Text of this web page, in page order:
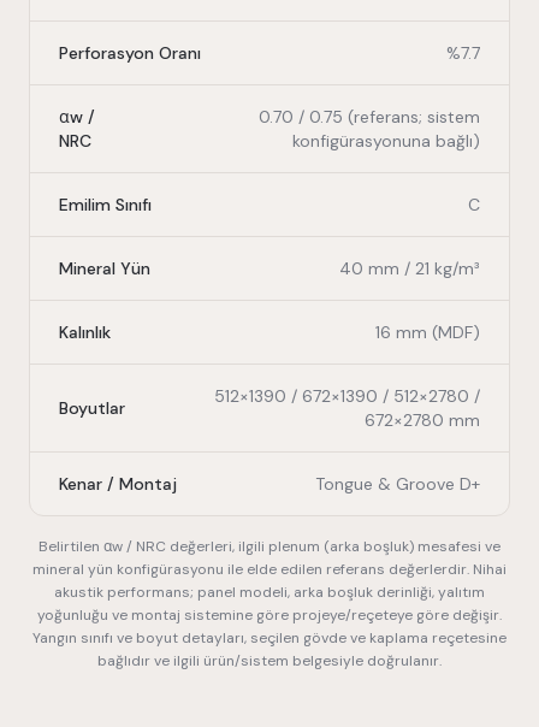
Perforasyon Oranı %7.7
αw /
NRC
0.70 / 0.75 (referans; sistem
konfigürasyonuna bağlı)
Emilim Sınıfı C
Mineral Yün 40 mm / 21 kg/m³
Kalınlık 16 mm (MDF)
Boyutlar
512×1390 / 672×1390 / 512×2780 /
672×2780 mm
Kenar / Montaj Tongue & Groove D+
Belirtilen αw / NRC değerleri, ilgili plenum (arka boşluk) mesafesi ve
mineral yün konfigürasyonu ile elde edilen referans değerlerdir. Nihai
akustik performans; panel modeli, arka boşluk derinliği, yalıtım
yoğunluğu ve montaj sistemine göre projeye/reçeteye göre değişir.
Yangın sınıfı ve boyut detayları, seçilen gövde ve kaplama reçetesine
bağlıdır ve ilgili ürün/sistem belgesiyle doğrulanır.